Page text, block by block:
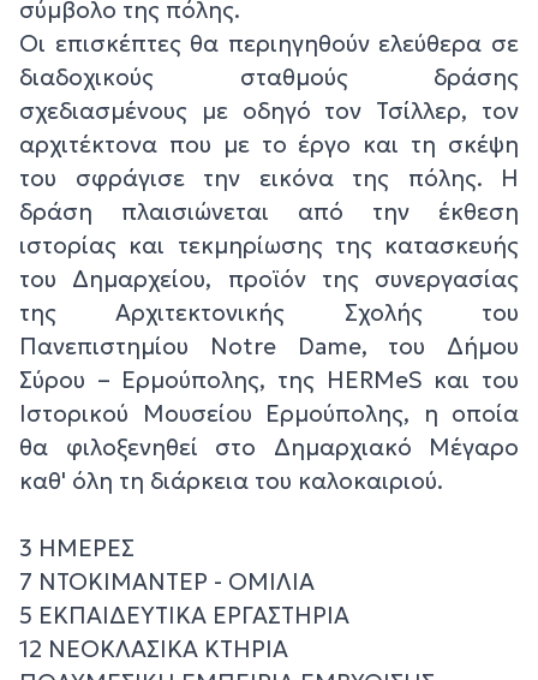
σύμβολο της πόλης.
Οι επισκέπτες θα περιηγηθούν ελεύθερα σε
διαδοχικούς σταθμούς δράσης
σχεδιασμένους με οδηγό τον Τσίλλερ, τον
αρχιτέκτονα που με το έργο και τη σκέψη
του σφράγισε την εικόνα της πόλης. Η
δράση πλαισιώνεται από την έκθεση
ιστορίας και τεκμηρίωσης της κατασκευής
του Δημαρχείου, προϊόν της συνεργασίας
της Αρχιτεκτονικής Σχολής του
Πανεπιστημίου Notre Dame, του Δήμου
Σύρου – Ερμούπολης, της HERMeS και του
Ιστορικού Μουσείου Ερμούπολης, η οποία
θα φιλοξενηθεί στο Δημαρχιακό Μέγαρο
καθ' όλη τη διάρκεια του καλοκαιριού.
3 ΗΜΕΡΕΣ
7 ΝΤΟΚΙΜΑΝΤΕΡ - ΟΜΙΛΙΑ
5 ΕΚΠΑΙΔΕΥΤΙΚΑ ΕΡΓΑΣΤΗΡΙΑ
12 ΝΕΟΚΛΑΣΙΚΑ ΚΤΗΡΙΑ